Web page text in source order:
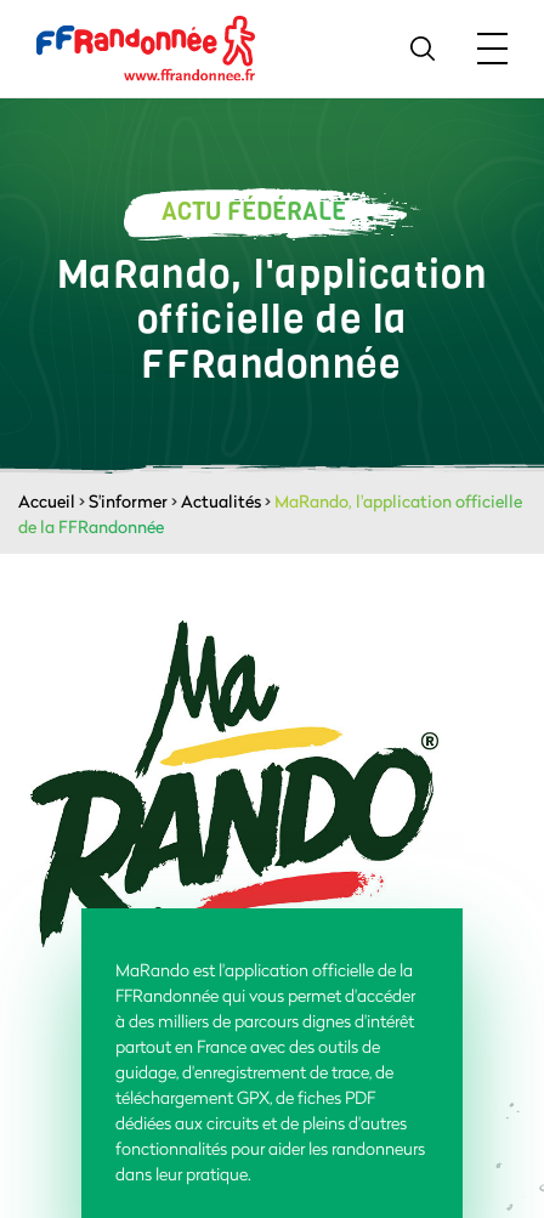
ACTU FÉDÉRALE
MaRando, l'application
officielle de la
FFRandonnée
Accueil >S'informer>Actualités> MaRando, l'application officielle
de la FFRandonnée
MaRando est l'application officielle de la
FFRandonnée qui vous permet d'accéder
à des milliers de parcours dignes d'intérêt
partout en France avec des outils de
guidage, d'enregistrement de trace, de
téléchargement GPX, de fiches PDF
dédiées aux circuits et de pleins d'autres
fonctionnalités pour aider les randonneurs
dans leur pratique.